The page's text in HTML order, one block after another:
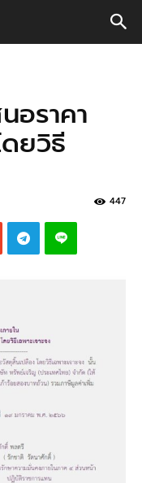
อราคา
ยวิธี
447